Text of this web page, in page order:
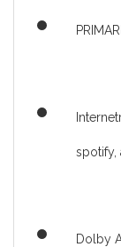
spotify,
Dolby